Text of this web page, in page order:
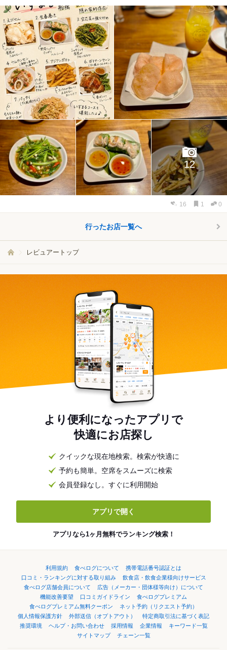
12
16 1 0
行ったお店一覧へ
レビュアートップ
より便利になったアプリで
快適にお店探し
クイックな現在地検索。検索が快適に
予約も簡単。空席をスムーズに検索
会員登録なし。すぐに利用開始
アプリで開く
アプリなら1ヶ月無料でランキング検索！
利用規約 食べログについて
携帯電話番号認証とは
口コミ・ランキングに対する取り組み
飲食店・飲食企業様向けサービス
食べログ店舗会員について
広告（メーカー・団体様等向け）について
機能改善要望
口コミガイドライン
食べログプレミアム
食べログプレミアム無料クーポン
ネット予約（リクエスト予約）
個人情報保護方針
外部送信（オプトアウト）
特定商取引法に基づく表記
推奨環境
ヘルプ・お問い合わせ 採用情報 企業情報
キーワード一覧
サイトマップ
チェーン一覧